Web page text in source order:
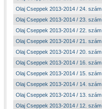
Olaj Cseppek 2013-2014 / 24. szám
Olaj Cseppek 2013-2014 / 23. szám
Olaj Cseppek 2013-2014 / 22. szám
Olaj Cseppek 2013-2014 / 21. szám
Olaj Cseppek 2013-2014 / 20. szám
Olaj Cseppek 2013-2014 / 16. szám
Olaj Cseppek 2013-2014 / 15. szám
Olaj Cseppek 2013-2014 / 14. szám
Olaj Cseppek 2013-2014 / 13. szám
Olaj Cseppek 2013-2014 / 12. szám